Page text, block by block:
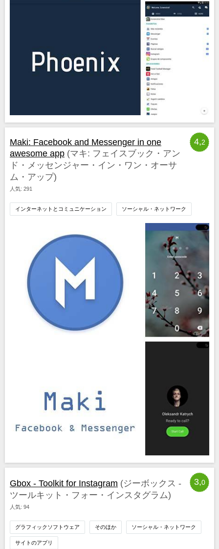
4,2
Maki: Facebook and Messenger in one
awesome app (マキ: フェイスブック・アン
ド・メッセンジャー・イン・ワン・オーサ
ム・アップ)
人気: 291
インターネットとコミュニケーション ソーシャル・ネットワーク
3,0
Gbox - Toolkit for Instagram (ジーボックス -
ツールキット・フォー・インスタグラム)
人気: 94
グラフィックソフトウェア そのほか ソーシャル・ネットワーク
サイトのアプリ